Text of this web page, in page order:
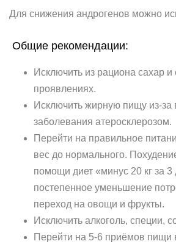
Для снижения андрогенов можно
Общие рекомендации:
Исключить из рациона сахар
проявлениях.
Исключить жирную пищу из-за
заболевания атеросклерозом.
Перейти на правильное
вес до нормального.
помощи диет «минус 20 кг за 3
постепенное уменьшение
переход на овощи и фрукты.
Исключить алкоголь, специи,
Перейти на 5-6 приёмов пищи